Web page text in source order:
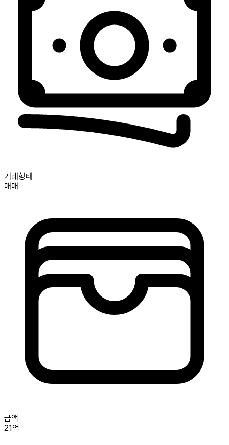
거래형태
매매
금액
21억